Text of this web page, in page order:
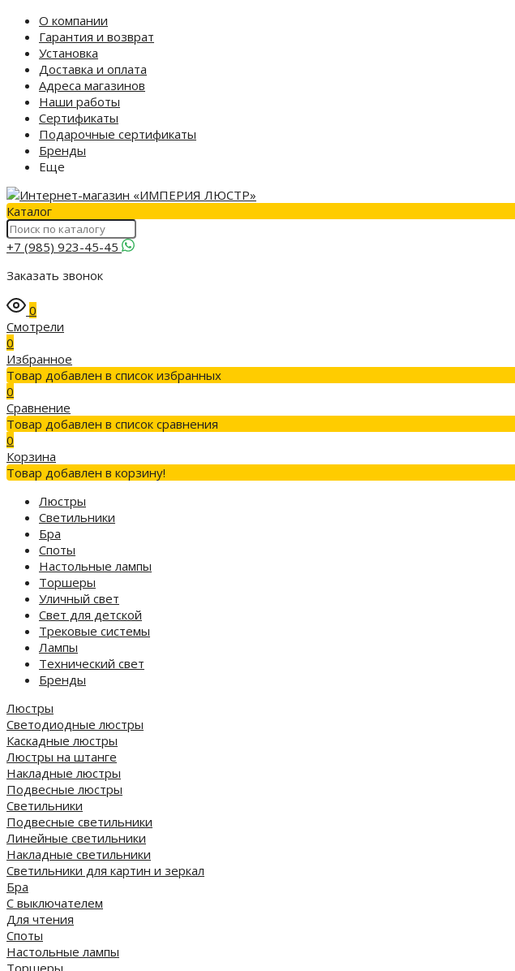
О компании
Гарантия и возврат
Установка
Доставка и оплата
Адреса магазинов
Наши работы
Сертификаты
Подарочные сертификаты
Бренды
Еще
Каталог
+7 (985) 923-45-45
Заказать звонок
0
Смотрели
0
Избранное
Товар добавлен в список избранных
0
Сравнение
Товар добавлен в список сравнения
0
Корзина
Товар добавлен в корзину!
Люстры
Светильники
Бра
Споты
Настольные лампы
Торшеры
Уличный свет
Свет для детской
Трековые системы
Лампы
Технический свет
Бренды
Люстры
Светодиодные люстры
Каскадные люстры
Люстры на штанге
Накладные люстры
Подвесные люстры
Светильники
Подвесные светильники
Линейные светильники
Накладные светильники
Светильники для картин и зеркал
Бра
С выключателем
Для чтения
Споты
Настольные лампы
Торшеры